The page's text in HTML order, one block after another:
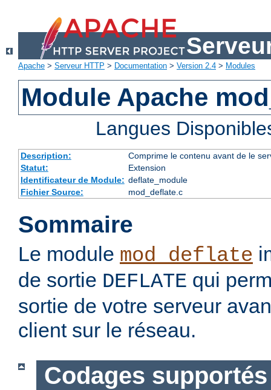
Apache > Serveur HTTP > Documentation > Version 2.4 > Modules
Module Apache
Langues
Description:
Comprime le contenu avant de le
Statut:
Extension
Identificateur de Module: deflate_module
Fichier Source:
mod_deflate.c
Sommaire
Le module mod_deflate
de sortie DEFLATE qui
sortie de votre serveur
client sur le réseau.
Codages supportés